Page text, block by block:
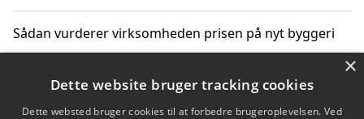
Sådan vurderer virksomheden prisen på nyt byggeri
Sådan får du hjælp til en hjemmeside uden binding ×
Dette website bruger tracking cookies
Dette websted bruger cookies til at forbedre brugeroplevelsen. Ved